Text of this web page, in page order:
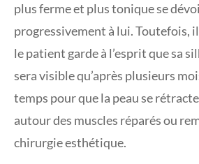
plus ferme et plus tonique se
progressivement à lui. Toutefois,
le patient garde à l’esprit que sa
sera visible qu’après plusieurs
temps pour que la peau se
autour des muscles réparés ou
chirurgie esthétique.